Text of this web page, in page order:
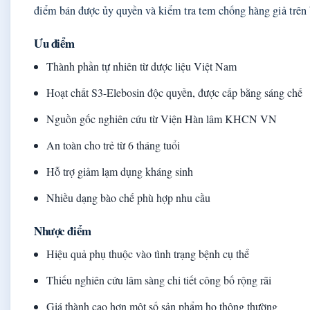
điểm bán được ủy quyền và kiểm tra tem chống hàng giả trên
Ưu điểm
Thành phần tự nhiên từ dược liệu Việt Nam
Hoạt chất S3-Elebosin độc quyền, được cấp bằng sáng chế
Nguồn gốc nghiên cứu từ Viện Hàn lâm KHCN VN
An toàn cho trẻ từ 6 tháng tuổi
Hỗ trợ giảm lạm dụng kháng sinh
Nhiều dạng bào chế phù hợp nhu cầu
Nhược điểm
Hiệu quả phụ thuộc vào tình trạng bệnh cụ thể
Thiếu nghiên cứu lâm sàng chi tiết công bố rộng rãi
Giá thành cao hơn một số sản phẩm ho thông thường